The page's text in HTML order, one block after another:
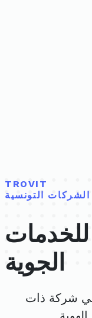
TROVIT
الشركات التونسية
للخدمات
الجوية
هي شركة ذات